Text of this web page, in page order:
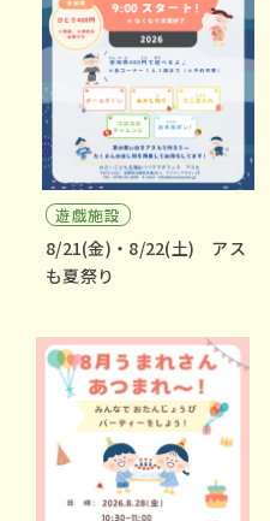
遊戯施設
8/21(金)・8/22(土) アス
も夏祭り